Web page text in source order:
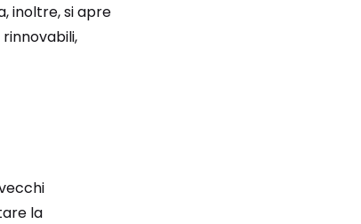
inoltre, si apre
la